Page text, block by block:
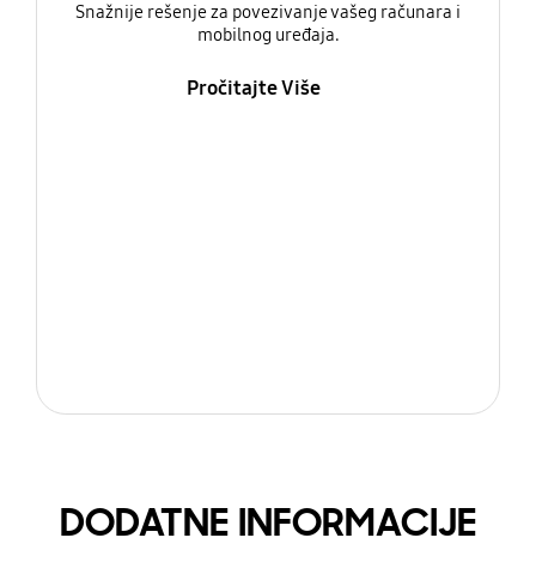
Snažnije rešenje za povezivanje vašeg računara i
mobilnog uređaja.
Pročitajte Više
DODATNE INFORMACIJE